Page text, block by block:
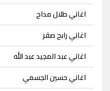
اغاني طلال مداح
اغاني رابح صقر
اغاني عبد المجيد عبد الله
اغاني حسين الجسمي